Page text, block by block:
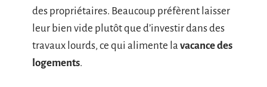
des propriétaires. Beaucoup préfèrent laisser
leur bien vide plutôt que d’investir dans des
travaux lourds, ce qui alimente la vacance des
logements.